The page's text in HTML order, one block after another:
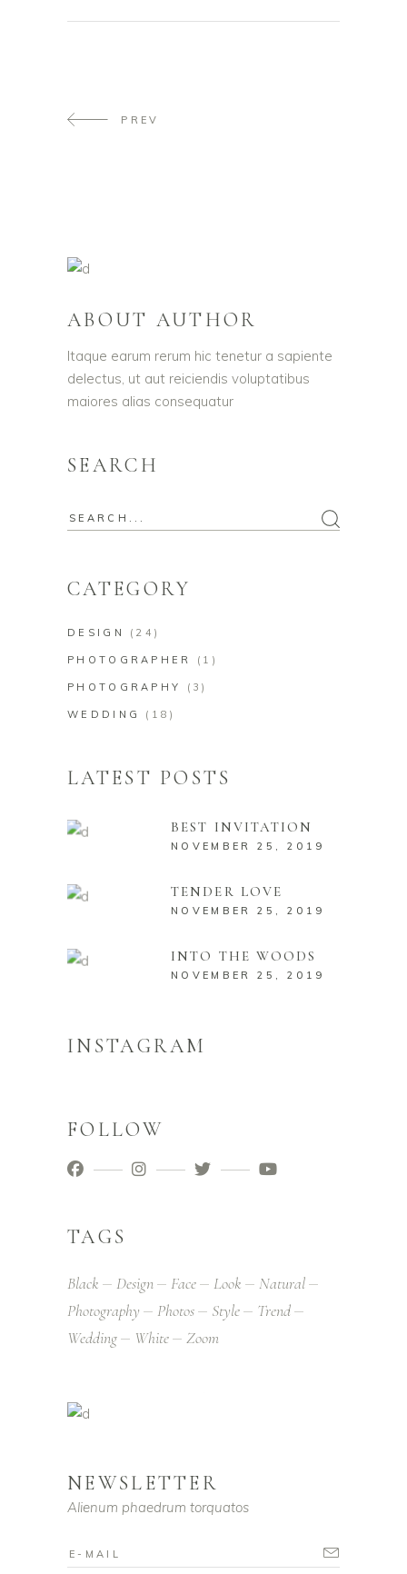
PREV
ABOUT AUTHOR
Itaque earum rerum hic tenetur a sapiente
delectus, ut aut reiciendis voluptatibus
maiores alias consequatur
SEARCH
Search
CATEGORY
DESIGN (24)
PHOTOGRAPHER (1)
PHOTOGRAPHY (3)
WEDDING (18)
LATEST POSTS
BEST INVITATION
NOVEMBER 25, 2019
TENDER LOVE
NOVEMBER 25, 2019
INTO THE WOODS
NOVEMBER 25, 2019
INSTAGRAM
FOLLOW
TAGS
Black Design Face Look
Natural
Photography
Photos Style
Trend
Wedding
White Zoom
NEWSLETTER
Alienum phaedrum torquatos